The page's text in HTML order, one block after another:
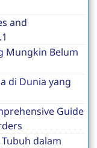
and
Mungkin Belum
di Dunia yang
Guide
dalam